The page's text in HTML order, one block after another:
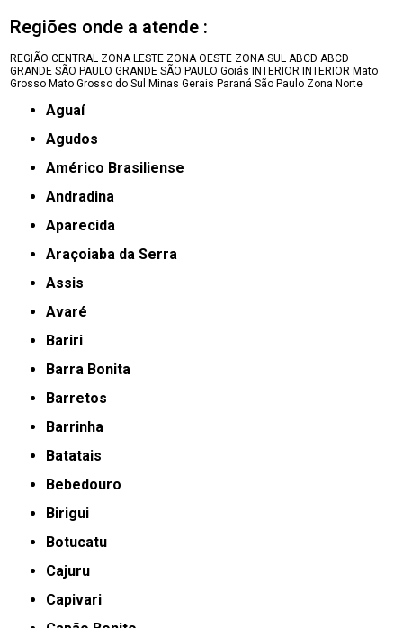
Regiões onde a atende :
REGIÃO CENTRAL ZONA LESTE ZONA OESTE ZONA SUL ABCD ABCD
GRANDE SÃO PAULO GRANDE SÃO PAULO Goiás INTERIOR INTERIOR Mato
Grosso Mato Grosso do Sul Minas Gerais Paraná São Paulo Zona Norte
Aguaí
Agudos
Américo Brasiliense
Andradina
Aparecida
Araçoiaba da Serra
Assis
Avaré
Bariri
Barra Bonita
Barretos
Barrinha
Batatais
Bebedouro
Birigui
Botucatu
Cajuru
Capivari